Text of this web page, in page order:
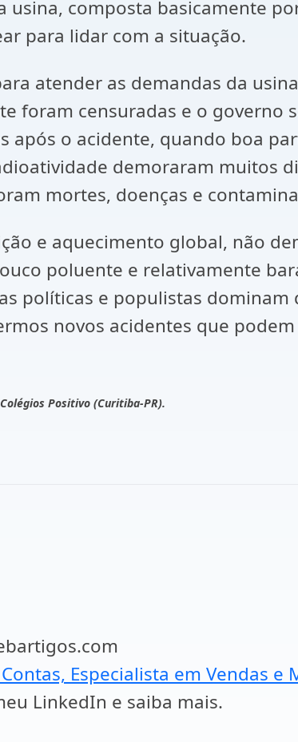
composta basicamente
para lidar com a situação.
atender as demandas da
foram censuradas e o governo
após o acidente, quando boa
demoraram muitos
mortes, doenças e
e aquecimento global, não
poluente e relativamente
políticas e populistas dominam
novos acidentes que
Positivo (Curitiba-PR).
Especialista em Vendas e
LinkedIn e saiba mais.